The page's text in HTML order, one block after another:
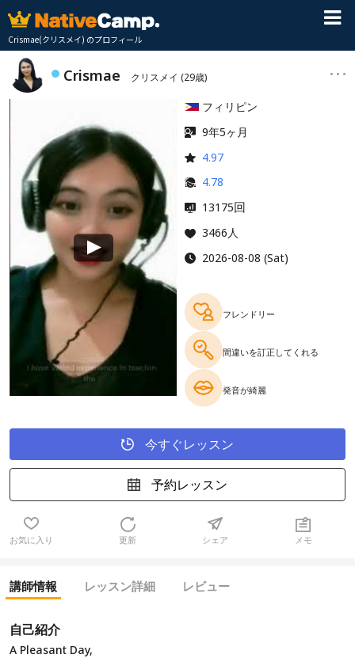
Crismae(クリスメイ) のプロフィール
Crismae クリスメイ (29歳)
フィリピン
9年5ヶ月
4.97
4.78
13175回
3466人
2026-08-08 (Sat)
フレンドリー
間違いを訂正してくれる
発音が綺麗
今すぐレッスン
予約レッスン
お気に入り 更新 シェア メモ
講師情報 レッスン詳細 レビュー
自己紹介
A Pleasant Day,